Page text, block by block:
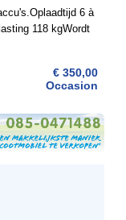
6 à
118 kgWordt
€ 350,00
Occasion